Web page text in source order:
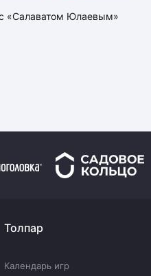
«Салаватом Юлаевым»
Толпар
Календарь игр